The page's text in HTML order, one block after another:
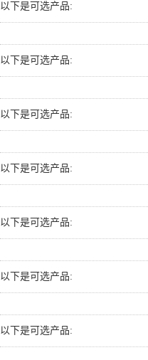
以下是可选产品:
以下是可选产品:
以下是可选产品:
以下是可选产品:
以下是可选产品:
以下是可选产品:
以下是可选产品: